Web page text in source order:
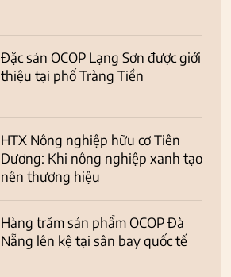
Đặc sản OCOP Lạng Sơn được giới
thiệu tại phố Tràng Tiền
HTX Nông nghiệp hữu cơ Tiên
Dương: Khi nông nghiệp xanh tạo
nên thương hiệu
Hàng trăm sản phẩm OCOP Đà
Nẵng lên kệ tại sân bay quốc tế